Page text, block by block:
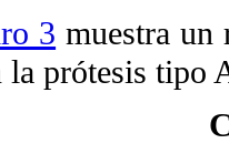
3 muestra un
la prótesis tipo